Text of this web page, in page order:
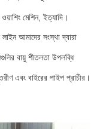
মেশিন, ইত্যাদি।
আমাদের সংস্থা দ্বারা
বায়ু শীতলতা উপলব্ধি
এবং বাইরের পাইপ প্রাচীর।